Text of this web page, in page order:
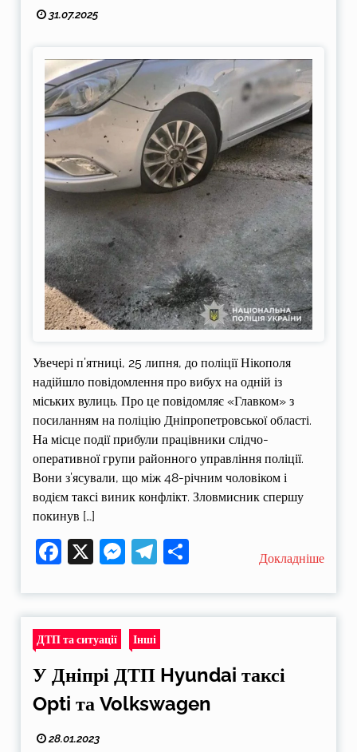
31.07.2025
Увечері п’ятниці, 25 липня, до поліції Нікополя
надійшло повідомлення про вибух на одній із
міських вулиць. Про це повідомляє «Главком» з
посиланням на поліцію Дніпропетровської області.
На місце події прибули працівники слідчо-
оперативної групи районного управління поліції.
Вони з’ясували, що між 48-річним чоловіком і
водієм таксі виник конфлікт. Зловмисник спершу
покинув […]
Facebook
X Messenger
Telegram
Поділитися
Докладніше
ДТП та ситуації Інші
У Дніпрі ДТП Hyundai таксі
Opti та Volkswagen
28.01.2023